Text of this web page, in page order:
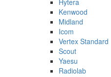
Kenwood
Midland
Icom
Vertex Standard
Scout
Yaesu
Radiolab